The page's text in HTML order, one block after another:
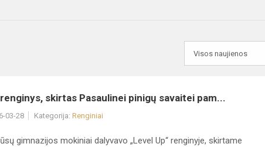
renginys, skirtas Pasaulinei pinigų savaitei pam...
03-28 Kategorija: Renginiai
gimnazijos mokiniai dalyvavo „Level Up“ renginyje, skirtame